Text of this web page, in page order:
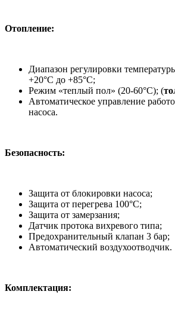
Отопление:
Диапазон регулировки
+20°С до +85°С;
Режим «теплый пол» (20-60°С); (
Автоматическое управление
насоса.
Безопасность:
Защита от блокировки насоса;
Защита от перегрева 100°C;
Защита от замерзания;
Датчик протока вихревого типа;
Предохранительный клапан 3 бар;
Автоматический воздухоотводчик.
Комплектация: